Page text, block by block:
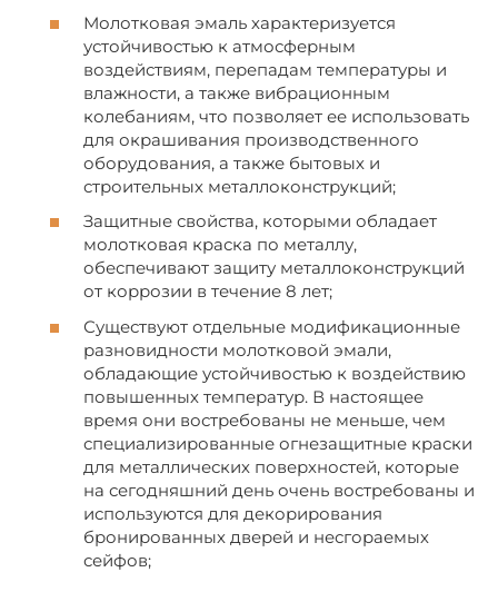
Молотковая эмаль характеризуется
устойчивостью к атмосферным
воздействиям, перепадам температуры и
влажности, а также вибрационным
колебаниям, что позволяет ее использовать
для окрашивания производственного
оборудования, а также бытовых и
строительных металлоконструкций;
Защитные свойства, которыми обладает
молотковая краска по металлу,
обеспечивают защиту металлоконструкций
от коррозии в течение 8 лет;
Существуют отдельные модификационные
разновидности молотковой эмали,
обладающие устойчивостью к воздействию
повышенных температур. В настоящее
время они востребованы не меньше, чем
специализированные огнезащитные краски
для металлических поверхностей, которые
на сегодняшний день очень востребованы и
используются для декорирования
бронированных дверей и несгораемых
сейфов;